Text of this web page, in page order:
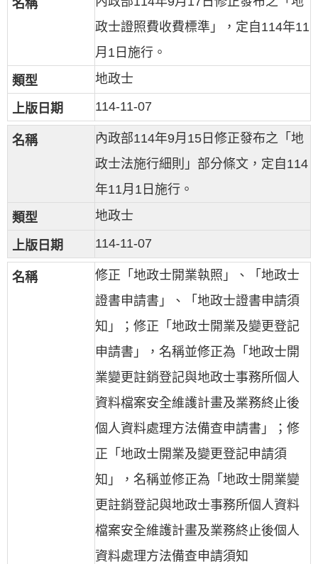
政士證照費收費標準」，定自114年11
月1日施行。
地政士
114-11-07
內政部114年9月15日修正發布之「地
政士法施行細則」部分條文，定自114
年11月1日施行。
地政士
114-11-07
修正「地政士開業執照」、「地政士
證書申請書」、「地政士證書申請須
知」；修正「地政士開業及變更登記
申請書」，名稱並修正為「地政士開
業變更註銷登記與地政士事務所個人
資料檔案安全維護計畫及業務終止後
個人資料處理方法備查申請書」；修
正「地政士開業及變更登記申請須
知」，名稱並修正為「地政士開業變
更註銷登記與地政士事務所個人資料
檔案安全維護計畫及業務終止後個人
資料處理方法備查申請須知